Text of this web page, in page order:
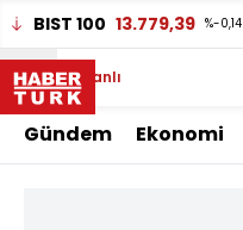
BIST 100 13.779,39 %-0,14
Canlı
Gündem Ekonomi